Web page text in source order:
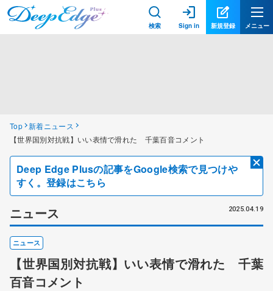
検索 Sign in 新規登録 メニュー
Top 新着ニュース
【世界国別対抗戦】いい表情で滑れた 千葉百音コメント
Deep Edge Plusの記事をGoogle検索で見つけや
すく。登録はこちら
ニュース 2025.04.19
ニュース
【世界国別対抗戦】いい表情で滑れた 千葉
百音コメント